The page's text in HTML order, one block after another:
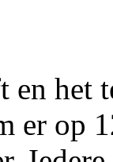
en het
er op